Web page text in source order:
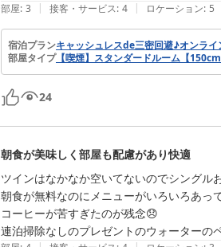
部屋: 3 | 接客・サービス: 4 | ロケーション: 5
宿泊プランキャッシュレスde三密回避♪オンラ
部屋タイプ【喫煙】スタンダードルーム【150cm
24
朝食が美味しく部屋も配慮があり快適
ツインはなかなか空いてないのでシング
朝食が無料なのにメニューがいろいろあっ
コーヒーが苦すぎたのが残念😞
連泊掃除なしのプレゼントのウォーターの